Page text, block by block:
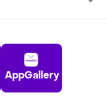
AppGallery